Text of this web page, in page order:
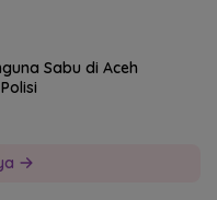
Sabu di Aceh